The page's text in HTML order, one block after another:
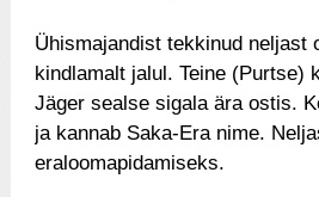
Ühismajandist tekkinud neljast
kindlamalt jalul. Teine
Jäger sealse sigala ära ostis.
ja kannab Saka-Era nime.
eraloomapidamiseks.